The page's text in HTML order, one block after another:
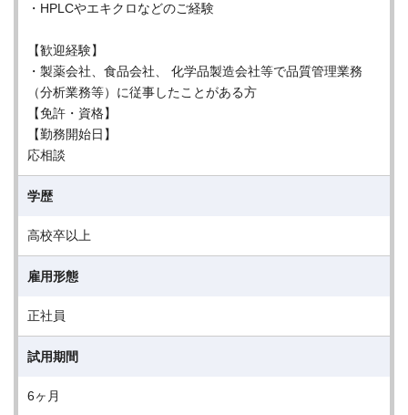
・HPLCやエキクロなどのご経験
【歓迎経験】
・製薬会社、食品会社、 化学品製造会社等で品質管理業務
（分析業務等）に従事したことがある方
【免許・資格】
【勤務開始日】
応相談
学歴
高校卒以上
雇用形態
正社員
試用期間
6ヶ月